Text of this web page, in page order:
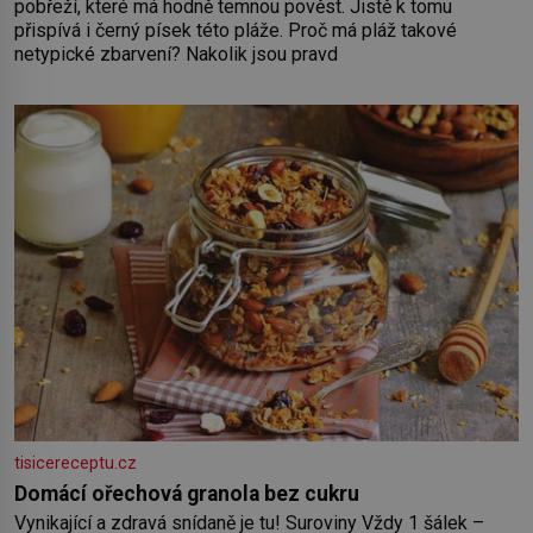
pobřeží, které má hodně temnou pověst. Jistě k tomu
přispívá i černý písek této pláže. Proč má pláž takové
netypické zbarvení? Nakolik jsou pravd
tisicereceptu.cz
Domácí ořechová granola bez cukru
Vynikající a zdravá snídaně je tu! Suroviny Vždy 1 šálek –